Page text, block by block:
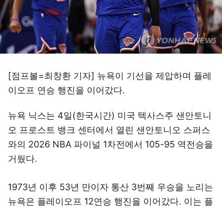
[점프볼=최창환 기자] 뉴욕이 기선을 제압하며 플레
이오프 연승 행진을 이어갔다.
뉴욕 닉스는 4일(한국시간) 미국 텍사스주 샌안토니
오 프로스트 뱅크 센터에서 열린 샌안토니오 스퍼스
와의 2026 NBA 파이널 1차전에서 105-95 역전승을
거뒀다.
1973년 이후 53년 만이자 통산 3번째 우승을 노리는
뉴욕은 플레이오프 12연승 행진을 이어갔다. 이는 플